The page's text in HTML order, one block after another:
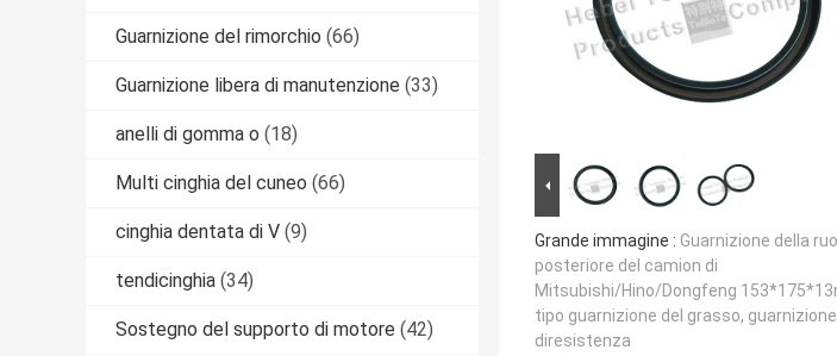
Guarnizione del rimorchio (66)
Guarnizione libera di manutenzione (33)
anelli di gomma o (18)
Multi cinghia del cuneo (66)
cinghia dentata di V (9)
tendicinghia (34)
Sostegno del supporto di motore (42)
Grande immagine : Guarnizione della
posteriore del camion di
Mitsubishi/Hino/Dongfeng
tipo guarnizione del grasso,
diresistenza